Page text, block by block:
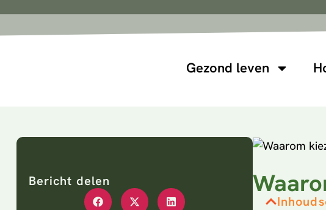
Gezond leven
Bericht delen